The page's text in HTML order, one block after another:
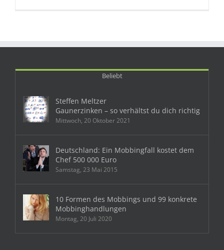
Beliebt
Steffen Meltzer
Gaunerzinken – so verhältst du dich richtig
Mittwoch, 20 Oktober 2021
Deutschland: Ein Mobbingfall kostet dem
Chef 500 000 Euro
Samstag, 23 Mai 2015
10 Formen des Mobbings und 99 konkrete
Mobbinghandlungen
Montag, 20 Juli 2020